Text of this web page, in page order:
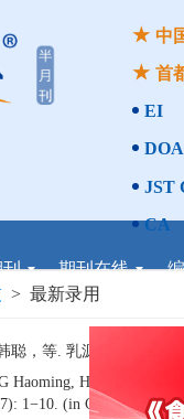
中
首
EI
JST
CA
期刊在线
> 最新录用
聪，等. 乳源蛋白互作复
Haoming, HAN Cong, et
1−10. (in Chinese with